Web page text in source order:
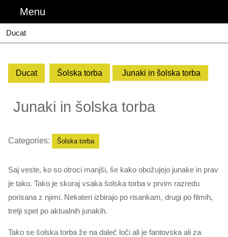
content
Menu
Ducat
Ducat Šolska torba Junaki in šolska torba
Junaki in šolska torba
Categories: Šolska torba
Saj veste, ko so otroci manjši, še kako obožujejo junake in prav
je tako. Tako je skoraj vsaka šolska torba v prvim razredu
porisana z njimi. Nekateri izbirajo po risankam, drugi po filmih,
tretji spet po aktualnih junakih.
Tako se šolska torba že na daleč loči ali je fantovska ali za